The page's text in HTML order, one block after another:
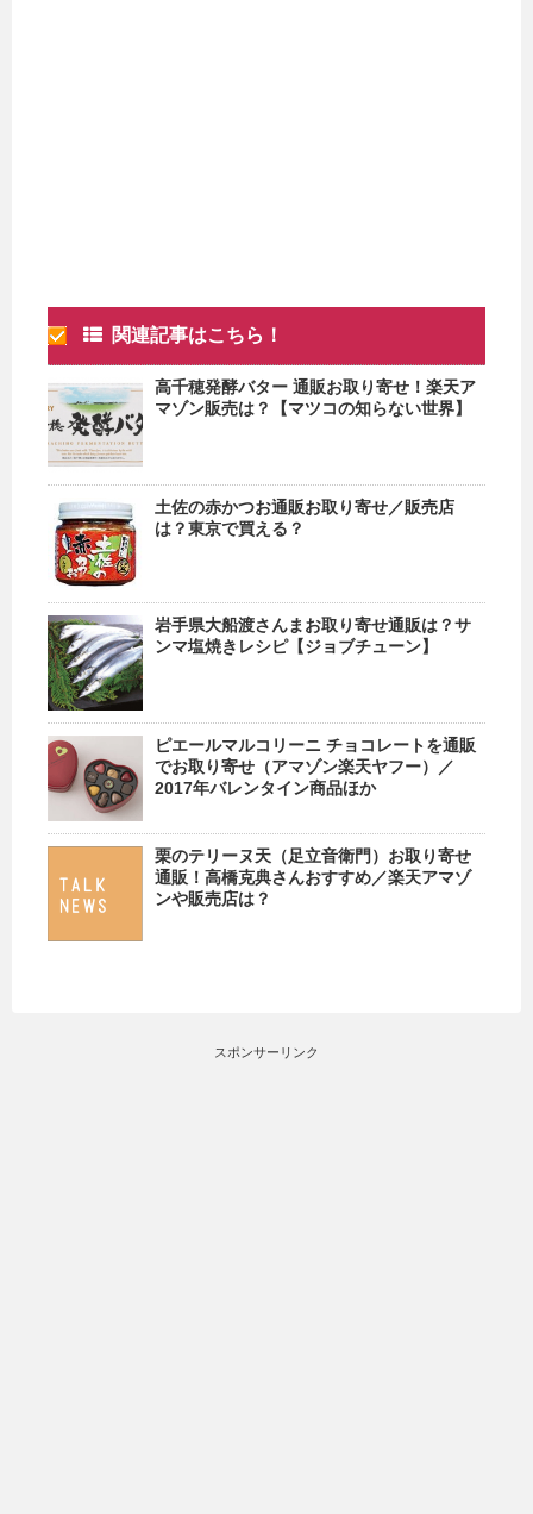
関連記事はこちら！
高千穂発酵バター 通販お取り寄せ！楽天ア
マゾン販売は？【マツコの知らない世界】
土佐の赤かつお通販お取り寄せ／販売店
は？東京で買える？
岩手県大船渡さんまお取り寄せ通販は？サ
ンマ塩焼きレシピ【ジョブチューン】
ピエールマルコリーニ チョコレートを通販
でお取り寄せ（アマゾン楽天ヤフー）／
2017年バレンタイン商品ほか
栗のテリーヌ天（足立音衛門）お取り寄せ
通販！高橋克典さんおすすめ／楽天アマゾ
ンや販売店は？
スポンサーリンク